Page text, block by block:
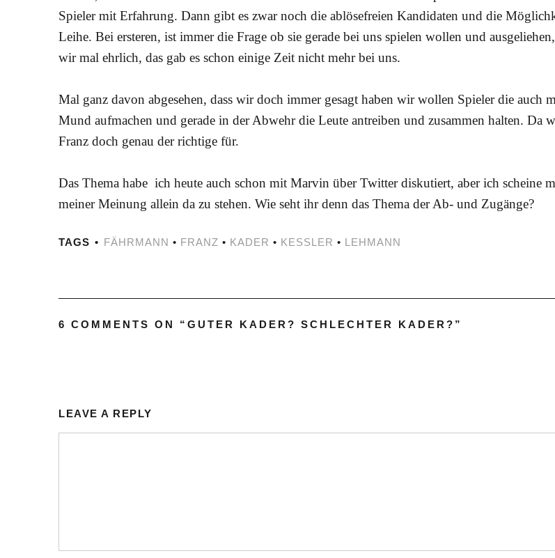
Spieler mit Erfahrung. Dann gibt es zwar noch die ablösefreien Kandidaten und die
Leihe. Bei ersteren, ist immer die Frage ob sie gerade bei uns spielen wollen und
wir mal ehrlich, das gab es schon einige Zeit nicht mehr bei uns.
Mal ganz davon abgesehen, dass wir doch immer gesagt haben wir wollen Spieler die auch
Mund aufmachen und gerade in der Abwehr die Leute antreiben und zusammen halten. Da
Franz doch genau der richtige für.
Das Thema habe ich heute auch schon mit Marvin über Twitter diskutiert, aber ich scheine
meiner Meinung allein da zu stehen. Wie seht ihr denn das Thema der Ab- und Zugänge?
TAGS FÄHRMANN • FRANZ • KADER • KESSLER • LEHMANN
6 COMMENTS ON “ GUTER KADER? SCHLECHTER KADER? ”
LEAVE A REPLY